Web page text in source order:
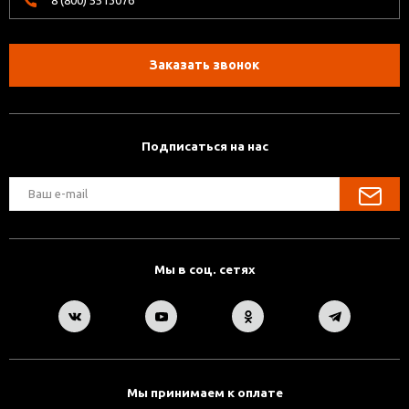
Заказать звонок
Подписаться на нас
Мы в соц. сетях
Мы принимаем к оплате